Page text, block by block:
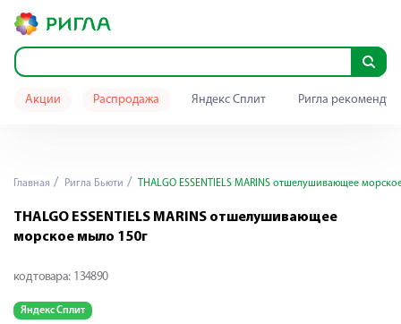
Акции Распродажа Яндекс Сплит Ригла
Главная Ригла Бьюти THALGO ESSENTIELS MARINS отшелушивающее
THALGO ESSENTIELS MARINS отшелушивающее
морское мыло 150г
код товара: 134890
Яндекс Сплит